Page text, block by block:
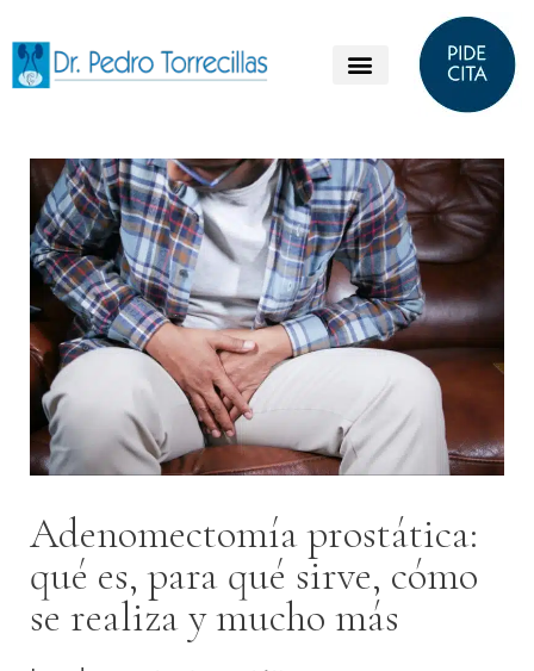
Adenomectomía prostática:
qué es, para qué sirve, cómo
se realiza y mucho más